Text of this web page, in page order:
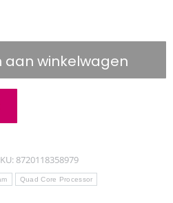
aan winkelwagen
8720118358979
Quad Core Processor